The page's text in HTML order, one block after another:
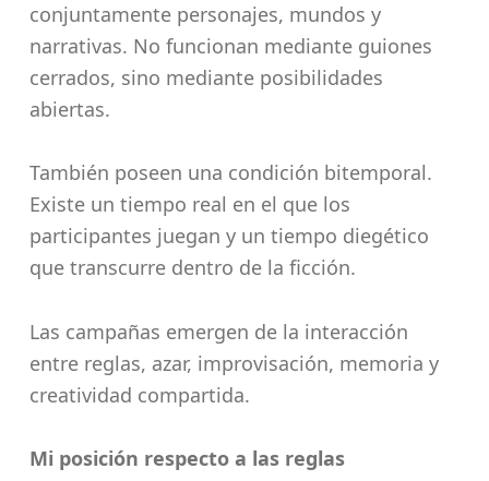
conjuntamente personajes, mundos y
narrativas. No funcionan mediante guiones
cerrados, sino mediante posibilidades
abiertas.
También poseen una condición bitemporal.
Existe un tiempo real en el que los
participantes juegan y un tiempo diegético
que transcurre dentro de la ficción.
Las campañas emergen de la interacción
entre reglas, azar, improvisación, memoria y
creatividad compartida.
Mi posición respecto a las reglas